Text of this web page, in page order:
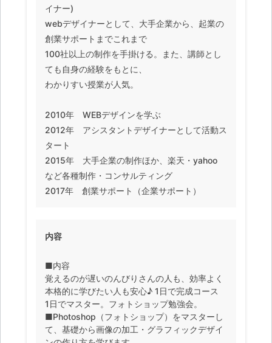
イナー)
webデザイナーとして、大手企業から、起業の
創業サポートまでこれまで
100社以上の制作を手掛ける。また、講師とし
ても自身の経験をもとに、
わかりすい授業が人気。
2010年 WEBデザインを学ぶ
2012年 アシスタントデザイナーとして活動ス
タート
2015年 大手企業の制作ほか、楽天・yahoo
など各種制作・コンサルティング
2017年 創業サポート（企業サポート）
内容
■内容
覚えるのが遅いのんびりさんの人も、効率よく
本格的に学びたい人も安心♪ 1日で完成コース
1日でマスター。フォトショップ勉強会。
■Photoshop（フォトショップ）をマスターし
て、基礎から画像の加工・グラフィックデザイ